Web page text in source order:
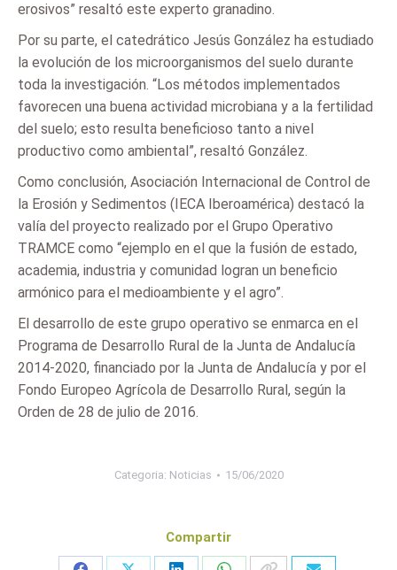
erosivos” resaltó este experto granadino.
Por su parte, el catedrático Jesús González ha estudiado
la evolución de los microorganismos del suelo durante
toda la investigación. “Los métodos implementados
favorecen una buena actividad microbiana y a la fertilidad
del suelo; esto resulta beneficioso tanto a nivel
productivo como ambiental”, resaltó González.
Como conclusión, Asociación Internacional de Control de
la Erosión y Sedimentos (IECA Iberoamérica) destacó la
valía del proyecto realizado por el Grupo Operativo
TRAMCE como “ejemplo en el que la fusión de estado,
academia, industria y comunidad logran un beneficio
armónico para el medioambiente y el agro”.
El desarrollo de este grupo operativo se enmarca en el
Programa de Desarrollo Rural de la Junta de Andalucía
2014-2020, financiado por la Junta de Andalucía y por el
Fondo Europeo Agrícola de Desarrollo Rural, según la
Orden de 28 de julio de 2016.
Categoria: Noticias 15/06/2020
Compartir